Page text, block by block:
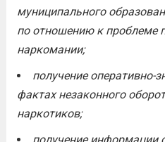
муниципального
по отношению к проблеме
наркомании;
получение
фактах незаконного
наркотиков;